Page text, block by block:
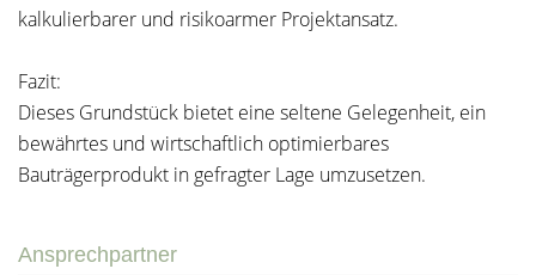
kalkulierbarer und risikoarmer Projektansatz.
Fazit:
Dieses Grundstück bietet eine seltene Gelegenheit, ein
bewährtes und wirtschaftlich optimierbares
Bauträgerprodukt in gefragter Lage umzusetzen.
Ansprechpartner